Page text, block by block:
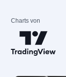
Charts von